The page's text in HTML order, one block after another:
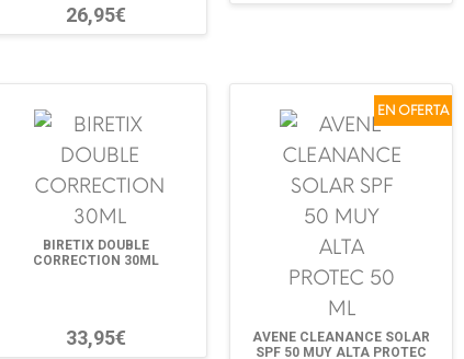
26,95€
BIRETIX DOUBLE
CORRECTION 30ML
33,95€
EN OFERTA
AVENE CLEANANCE SOLAR
SPF 50 MUY ALTA PROTEC